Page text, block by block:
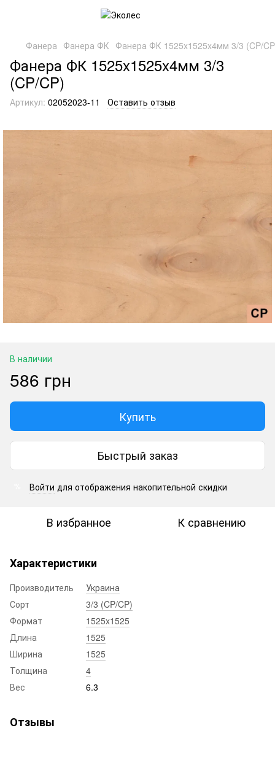
Фанера Фанера ФК Фанера ФК 1525x1525x4мм 3/3 (CP/
Фанера ФК 1525x1525x4мм 3/3
(CP/CP)
Артикул: 02052023-11 Оставить отзыв
В наличии
586 грн
Купить
Быстрый заказ
Войти для отображения накопительной скидки
В избранное К сравнению
Характеристики
Производитель
Украина
Сорт
3/3 (CP/CP)
Формат
1525x1525
Длина
1525
Ширина
1525
Толщина
4
Вес
6.3
Отзывы